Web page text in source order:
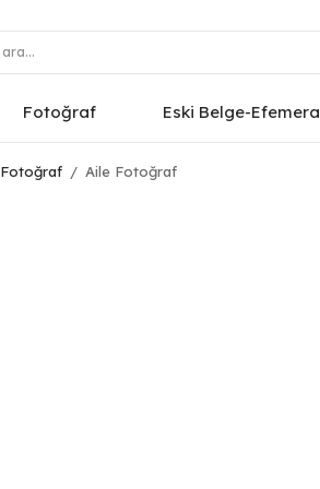
Fotoğraf Eski Belge-Efemera
Fotoğraf / Aile Fotoğraf